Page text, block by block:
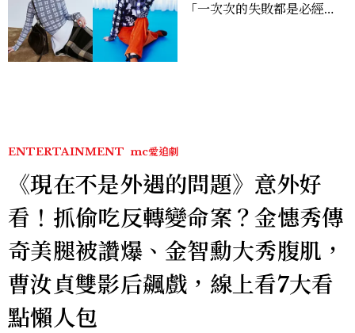
「一次次的失敗都是必經過
ENTERTAINMENT mc愛追劇
《現在不是外遇的問題》意外好
看！抓偷吃反轉變命案？金憓秀傳
奇美腿被讚爆、金智勳大秀腹肌，
曹汝貞雙影后飆戲，線上看7大看
點懶人包